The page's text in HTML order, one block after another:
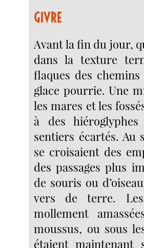
GIVRE
Avant la fin du jour,
dans la texture
flaques des
glace pourrie. Une
les mares et les
à des
sentiers écartés. Au
se croisaient des
des passages plus
de souris ou
vers de terre.
mollement
moussus, ou sous
étaient maintenant